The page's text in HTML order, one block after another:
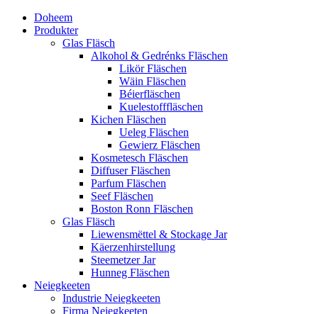
Doheem
Produkter
Glas Fläsch
Alkohol & Gedrénks Fläschen
Likör Fläschen
Wäin Fläschen
Béierfläschen
Kuelestofffläschen
Kichen Fläschen
Ueleg Fläschen
Gewierz Fläschen
Kosmetesch Fläschen
Diffuser Fläschen
Parfum Fläschen
Seef Fläschen
Boston Ronn Fläschen
Glas Fläsch
Liewensmëttel & Stockage Jar
Käerzenhirstellung
Steemetzer Jar
Hunneg Fläschen
Neiegkeeten
Industrie Neiegkeeten
Firma Neiegkeeten